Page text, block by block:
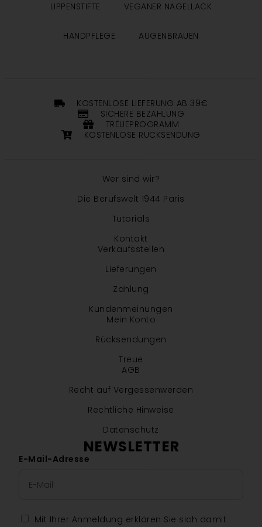
LIPPENSTIFTE VEGANER NAGELLACK
HANDPFLEGE AUGENBRAUEN
KOSTENLOSE LIEFERUNG AB 39€
SICHERE BEZAHLUNG
TREUEPROGRAMM
KOSTENLOSE RÜCKSENDUNG
Wer sind wir?
Die Berufswelt 1944 Paris
Tutorials
Kontakt
Verkaufsstellen
Lieferungen
Zahlung
Kundenmeinungen
Mein Konto
Rücksendungen
Treue
AGB
Recht auf Vergessenwerden
Rechtliche Hinweise
Datenschutz
NEWSLETTER
E-Mail-Adresse
Mit Ihrer Anmeldung erklären Sie sich damit